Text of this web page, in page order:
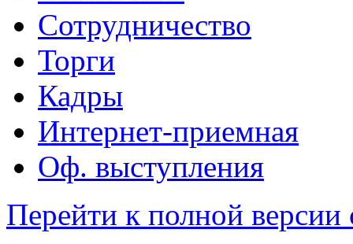
Сотрудничество
Торги
Кадры
Интернет-приемная
Оф. выступления
Перейти к полной версии